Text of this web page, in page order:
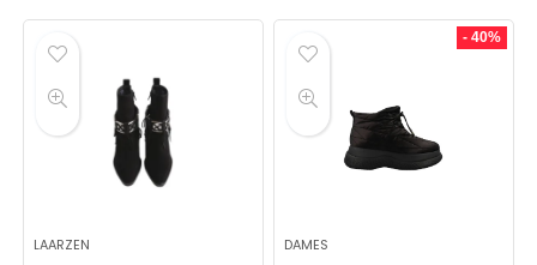
LAARZEN
- 40%
DAMES